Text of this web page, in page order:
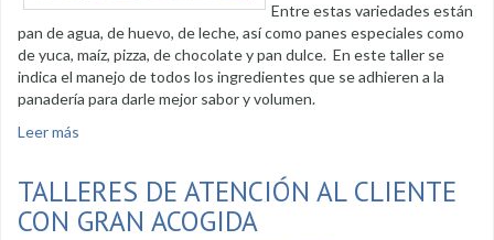
Entre estas variedades están
pan de agua, de huevo, de leche, así como panes especiales como
de yuca, maíz, pizza, de chocolate y pan dulce. En este taller se
indica el manejo de todos los ingredientes que se adhieren a la
panadería para darle mejor sabor y volumen.
Leer más
TALLERES DE ATENCIÓN AL CLIENTE
CON GRAN ACOGIDA